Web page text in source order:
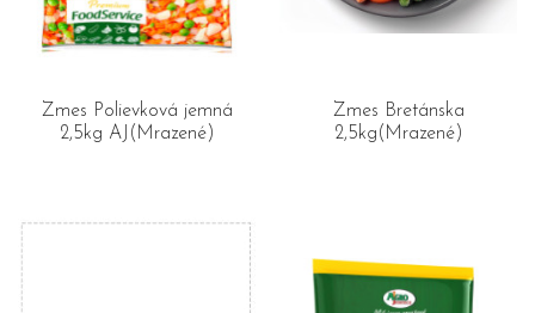
Zmes Polievková jemná
2,5kg AJ(Mrazené)
Zmes Bretánska
2,5kg(Mrazené)